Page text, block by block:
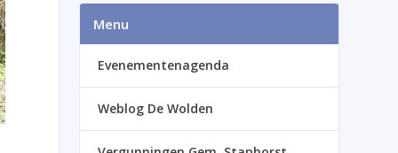
Menu
Evenementenagenda
Weblog De Wolden